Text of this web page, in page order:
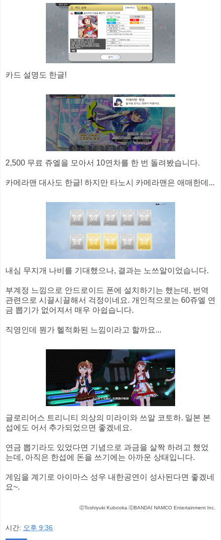
카드 설명도 한글!
2,500 무료 쥬엘을 모아서 10연차를 한 번 돌려봤습니다.
카메라맨 대사도 한글! 하지만 타노시 카메라맨은 애매한데...
내심 무지개 나비를 기대했으나, 결과는 노쓰알이었습니다.
부계정 느낌으로 안드로이드 폰에 설치하기는 했는데, 번역
관련으로 시끌시끌해서 걱정이네요. 개인적으로는 60쥬엘 연
금 뽑기가 없어져서 매우 아쉽습니다.
직영인데 뭔가 헬적화된 느낌이라고 할까요...
글로리어스 트리니티 의상의 미라이와 쓰알 코토하. 일본 본
섭에도 어서 추가되었으면 좋겠네요.
연금 뽑기라도 있었다면 기념으로 과금을 살짝 하려고 했었
는데, 아직은 한섭에 돈을 쓰기에는 아까운 상태입니다.
게임을 계기로 아이마스 성우 내한공연이 성사된다면 좋겠네
요~.
ⓒToshiyuki Kubooka ⓒBANDAI NAMCO Entertainment Inc.
시간: 오후 9:36